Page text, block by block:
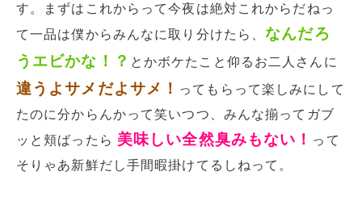
す。まずはこれからって今夜は絶対これからだねっ
て一品は僕からみんなに取り分けたら、なんだろ
うエビかな！？ とかボケたこと仰るお二人さんに
違うよサメだよサメ！ ってもらって楽しみにして
たのに分からんかって笑いつつ、みんな揃ってガブ
ッと頬ばったら 美味しい全然臭みもない！ って
そりゃあ新鮮だし手間暇掛けてるしねって。